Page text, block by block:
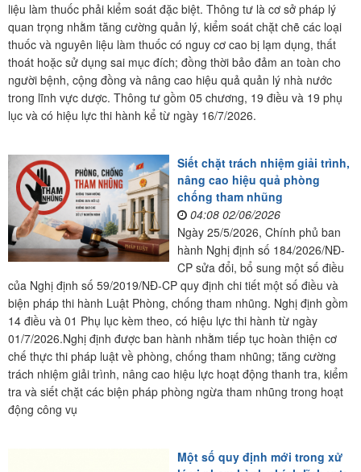
liệu làm thuốc phải kiểm soát đặc biệt. Thông tư là cơ sở pháp lý
quan trọng nhằm tăng cường quản lý, kiểm soát chặt chẽ các loại
thuốc và nguyên liệu làm thuốc có nguy cơ cao bị lạm dụng, thất
thoát hoặc sử dụng sai mục đích; đồng thời bảo đảm an toàn cho
người bệnh, cộng đồng và nâng cao hiệu quả quản lý nhà nước
trong lĩnh vực dược. Thông tư gồm 05 chương, 19 điều và 19 phụ
lục và có hiệu lực thi hành kể từ ngày 16/7/2026.
Siết chặt trách nhiệm giải trình,
nâng cao hiệu quả phòng
chống tham nhũng
04:08 02/06/2026
Ngày 25/5/2026, Chính phủ ban
hành Nghị định số 184/2026/NĐ-
CP sửa đổi, bổ sung một số điều
của Nghị định số 59/2019/NĐ-CP quy định chi tiết một số điều và
biện pháp thi hành Luật Phòng, chống tham nhũng. Nghị định gồm
14 điều và 01 Phụ lục kèm theo, có hiệu lực thi hành từ ngày
01/7/2026.Nghị định được ban hành nhằm tiếp tục hoàn thiện cơ
chế thực thi pháp luật về phòng, chống tham nhũng; tăng cường
trách nhiệm giải trình, nâng cao hiệu lực hoạt động thanh tra, kiểm
tra và siết chặt các biện pháp phòng ngừa tham nhũng trong hoạt
động công vụ
Một số quy định mới trong xử